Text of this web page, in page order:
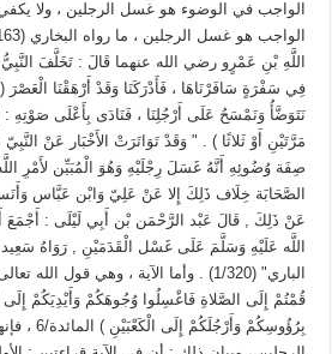
الواجب في الوضوء هو غسل الرجلين ، ولا
اللَّهِ بْنِ عَمْرٍو رضي الله عنهما قَالَ : تَخَلَّفَ
فِي سَفْرَةٍ سَافَرْنَاهَا ، فَأَدْرَكَنَا وَقَدْ أَرْهَقْنَا الْعَصْرَ
نَتَوَضَّأُ وَنَمْسَحُ عَلَى أَرْجُلِنَا ، فَنَادَى بِأَعْلَى صَوْتِهِ :
مَرَّتَيْنِ أَوْ ثَلاثًا ) . " وَقَدْ تَوَاتَرَتْ الأَخْبَار عَنْ
صِفَة وُضُوئِهِ أَنَّهُ غَسَلَ رِجْلَيْهِ وَهُوَ الْمُبَيِّن لأَمْرِ
الصَّحَابَة خِلَاف ذَلِكَ إِلا عَنْ عَلِيّ وَابْن عَبَّاس
عَنْ ذَلِكَ , قَالَ عَبْد الرَّحْمَن بْن أَبِي لَيْلَى :
اللَّه عَلَيْهِ وَسَلَّمَ عَلَى غَسْل الْقَدَمَيْنِ , رَوَاهُ
الباري" (1/320) . وأما الآية ، وهي قول الله
قُمْتُمْ إِلَى الصَّلاةِ فَاغْسِلُوا وُجُوهَكُمْ وَأَيْدِيَكُمْ
بِرُؤُوسِكُمْ